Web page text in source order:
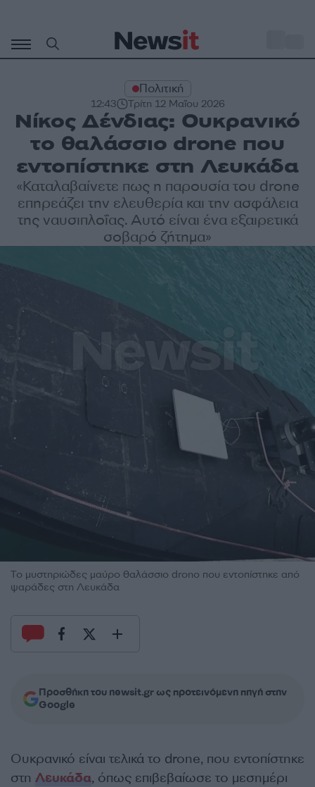
περιεχόμενο
Πολιτική
12:43 Τρίτη 12 Μαΐου 2026
Νίκος Δένδιας: Ουκρανικό
το θαλάσσιο drone που
εντοπίστηκε στη Λευκάδα
«Καταλαβαίνετε πως η παρουσία του drone
επηρεάζει την ελευθερία και την ασφάλεια
της ναυσιπλοΐας. Αυτό είναι ένα εξαιρετικά
σοβαρό ζήτημα»
Το μυστηριώδες μαύρο θαλάσσιο drono που εντοπίστηκε από
ψαράδες στη Λευκάδα
Προσθήκη του newsit.gr ως προτεινόμενη πηγή στην
Google
Ουκρανικό είναι τελικά το drone, που εντοπίστηκε
στη Λευκάδα, όπως επιβεβαίωσε το μεσημέρι